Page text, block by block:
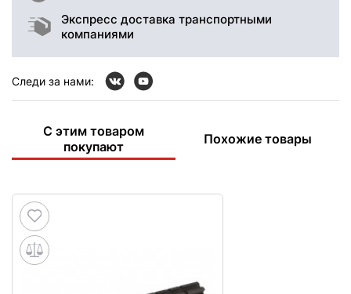
Экспресс доставка транспортными
компаниями
Следи за нами:
С этим товаром
покупают
Похожие товары